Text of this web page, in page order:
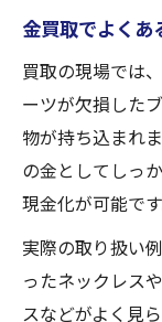
金買取でよくあ
買取の現場では
ーツが欠損した
物が持ち込まれ
の金としてしっ
現金化が可能です
実際の取り扱い
ったネックレス
スなどがよく見